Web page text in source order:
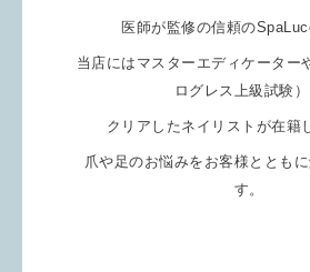
医師が監修の信頼の
当店にはマスターエディケーター
ログレス上級試験）
クリアしたネイリストが在籍
爪や足のお悩みをお客様ととも
す。